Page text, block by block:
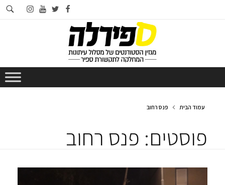
facebook
twitter
youtube
instagram
עמוד הבית פנס רחוב
פוסטים: פנס רחוב